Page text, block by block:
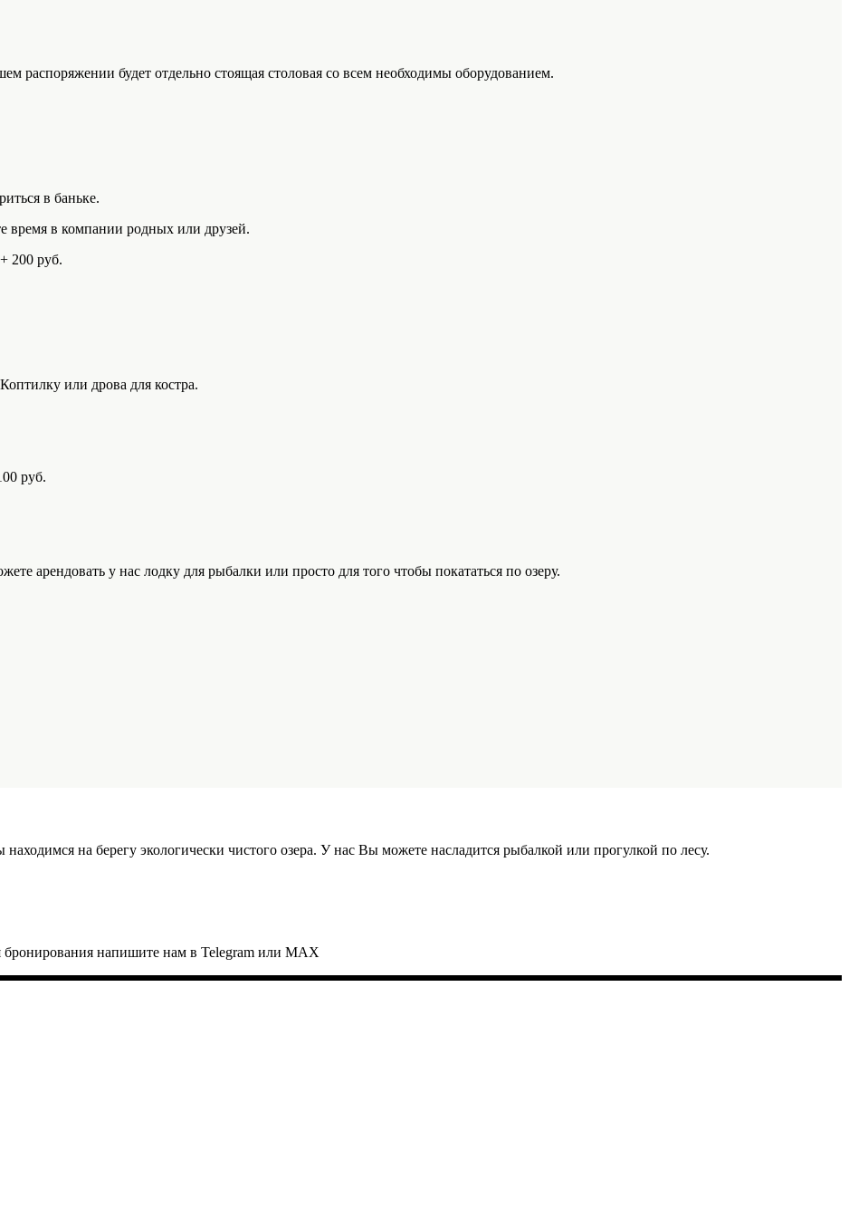
распоряжении будет отдельно стоящая столовая со всем необходимы оборудованием.
в баньке.
время в компании родных или друзей.
200 руб.
или дрова для костра.
руб.
арендовать у нас лодку для рыбалки или просто для того чтобы покататься по озеру.
на берегу экологически чистого озера. У нас Вы можете насладится рыбалкой или прогулкой по лесу.
бронирования напишите нам в Telegram или MAX